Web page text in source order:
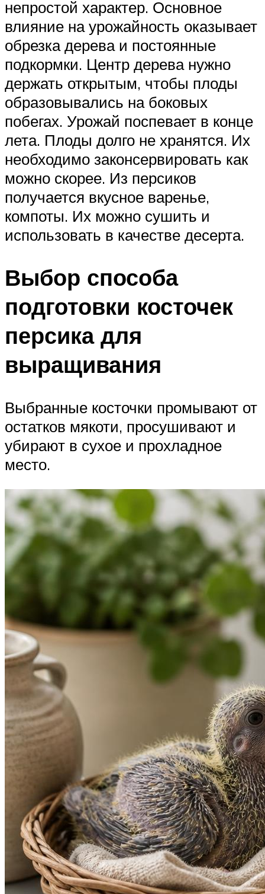
непростой характер. Основное
влияние на урожайность оказывает
обрезка дерева и постоянные
подкормки. Центр дерева нужно
держать открытым, чтобы плоды
образовывались на боковых
побегах. Урожай поспевает в конце
лета. Плоды долго не хранятся. Их
необходимо законсервировать как
можно скорее. Из персиков
получается вкусное варенье,
компоты. Их можно сушить и
использовать в качестве десерта.
Выбор способа
подготовки косточек
персика для
выращивания
Выбранные косточки промывают от
остатков мякоти, просушивают и
убирают в сухое и прохладное
место.